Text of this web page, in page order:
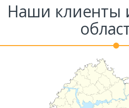
Наши клиенты